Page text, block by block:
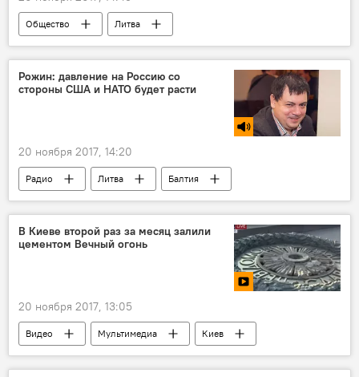
Общество Литва
Рожин: давление на Россию со
стороны США и НАТО будет расти
20 ноября 2017, 14:20
Радио Литва
Балтия
США
Польша
Йенс Столтенберг
НАТО
Батальоны НАТО в Балтии и Польше
В Киеве второй раз за месяц залили
цементом Вечный огонь
20 ноября 2017, 13:05
Видео Мультимедиа Киев